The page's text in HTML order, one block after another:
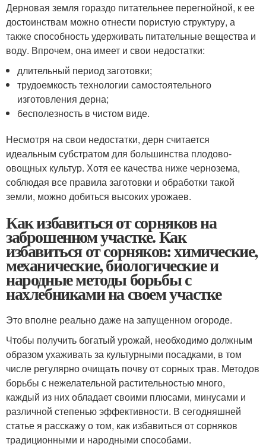
Дерновая земля гораздо питательнее перегнойной, к ее
достоинствам можно отнести пористую структуру, а
также способность удерживать питательные вещества и
воду. Впрочем, она имеет и свои недостатки:
длительный период заготовки;
трудоемкость технологии самостоятельного
изготовления дерна;
бесполезность в чистом виде.
Несмотря на свои недостатки, дерн считается
идеальным субстратом для большинства плодово-
овощных культур. Хотя ее качества ниже чернозема,
соблюдая все правила заготовки и обработки такой
земли, можно добиться высоких урожаев.
Как избавиться от сорняков на
заброшенном участке. Как
избавиться от сорняков: химические,
механические, биологические и
народные методы борьбы с
нахлебниками на своем участке
Это вполне реально даже на запущенном огороде.
Чтобы получить богатый урожай, необходимо должным
образом ухаживать за культурными посадками, в том
числе регулярно очищать почву от сорных трав. Методов
борьбы с нежелательной растительностью много,
каждый из них обладает своими плюсами, минусами и
различной степенью эффективности. В сегодняшней
статье я расскажу о том, как избавиться от сорняков
традиционными и народными способами.